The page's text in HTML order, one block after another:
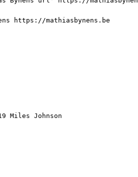
https://mathiasbynens.be
Miles Johnson